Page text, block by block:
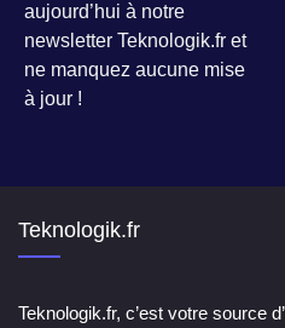
aujourd’hui à notre
newsletter Teknologik.fr et
ne manquez aucune mise
à jour !
Teknologik.fr
Teknologik.fr, c’est votre source